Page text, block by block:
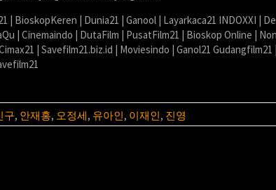
| BioskopKeren | Dunia21 | Ganool | Layarkaca21 INDOXXI |
| Cinemaindo | DutaFilm | PusatFilm21 | Bioskop Online |
| Savefilm21.biz.id | Moviesindo | Ganol21
구, 안재홍, 오정세, 유아인, 이재인, 진영